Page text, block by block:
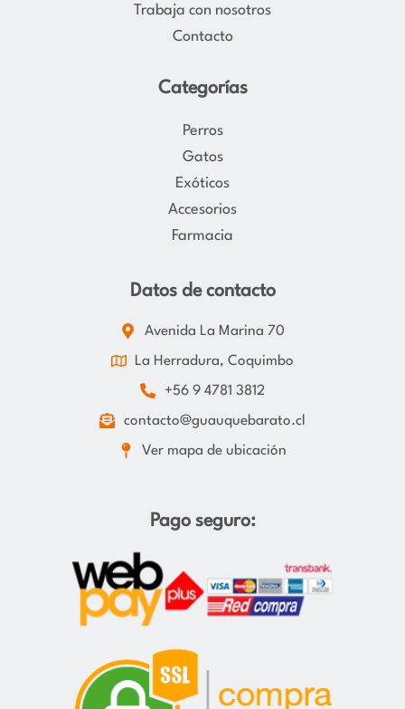
Trabaja con nosotros
Contacto
Categorías
Perros
Gatos
Exóticos
Accesorios
Farmacia
Datos de contacto
Avenida La Marina 70
La Herradura, Coquimbo
+56 9 4781 3812
contacto@guauquebarato.cl
Ver mapa de ubicación
Pago seguro: